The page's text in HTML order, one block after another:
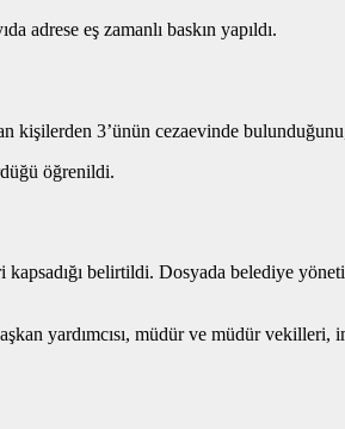
adrese eş zamanlı baskın yapıldı.
3’ünün cezaevinde
öğrenildi.
belirtildi. Dosyada belediye
yardımcısı, müdür ve müdür